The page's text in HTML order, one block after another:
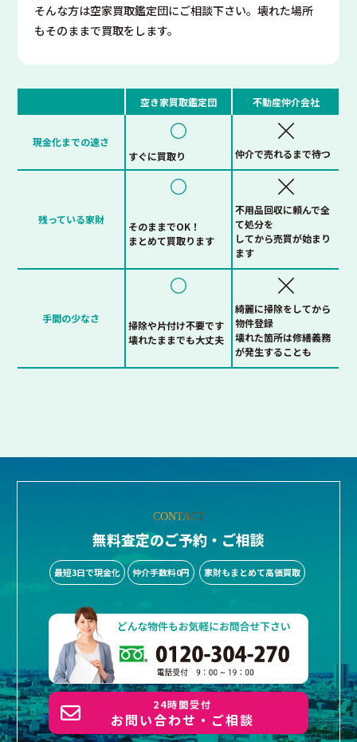
そんな方は空家買取鑑定団にご相談下さい。壊れた場所
もそのままで買取をします。
空き家買取鑑定団 不動産仲介会社
現金化までの速さ
すぐに買取り
仲介で売れるまで待つ
残っている家財
そのままでOK！
まとめて買取ります
不用品回収に頼んで全
て処分を
してから売買が始まり
ます
手間の少なさ
掃除や片付け不要です
壊れたままでも大丈夫
綺麗に掃除をしてから
物件登録
壊れた箇所は修繕義務
が発生することも
CONTACT
無料査定のご予約・ご相談
最短3日で現金化 仲介手数料0円 家財もまとめて高価買取
24時間受付
お問い合わせ・ご相談